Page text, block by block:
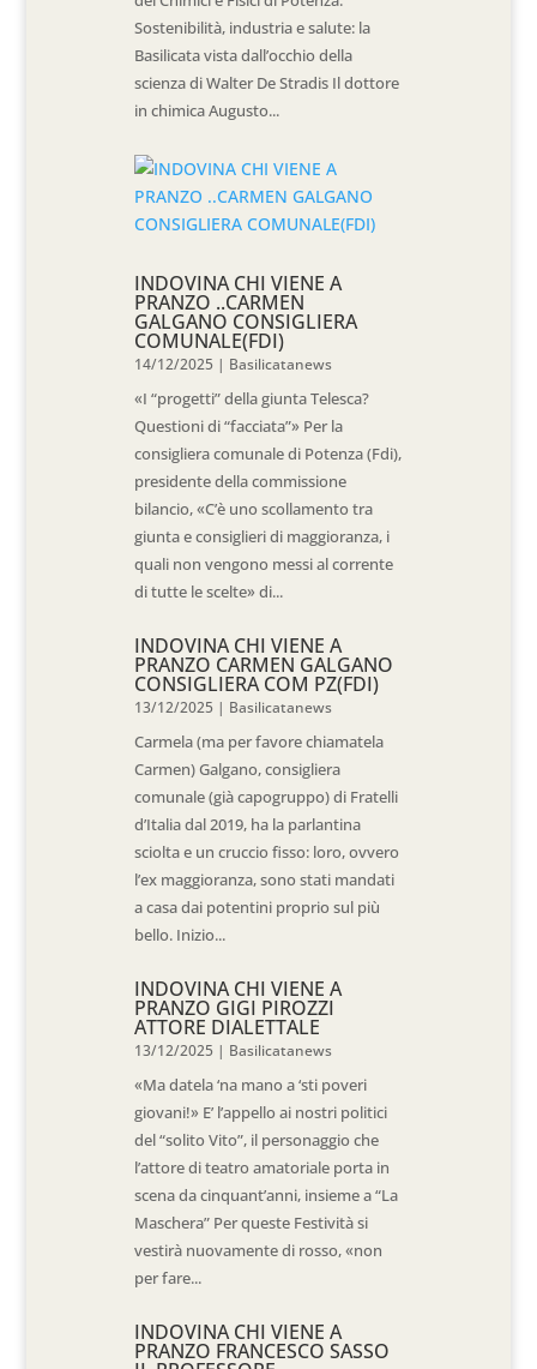
Sostenibilità, industria e salute: la
Basilicata vista dall’occhio della
scienza di Walter De Stradis Il dottore
in chimica Augusto...
INDOVINA CHI VIENE A
PRANZO ..CARMEN
GALGANO CONSIGLIERA
COMUNALE(FDI)
14/12/2025 | Basilicatanews
«I “progetti” della giunta Telesca?
Questioni di “facciata”» Per la
consigliera comunale di Potenza (Fdi),
presidente della commissione
bilancio, «C’è uno scollamento tra
giunta e consiglieri di maggioranza, i
quali non vengono messi al corrente
di tutte le scelte» di...
INDOVINA CHI VIENE A
PRANZO CARMEN GALGANO
CONSIGLIERA COM PZ(FDI)
13/12/2025 | Basilicatanews
Carmela (ma per favore chiamatela
Carmen) Galgano, consigliera
comunale (già capogruppo) di Fratelli
d’Italia dal 2019, ha la parlantina
sciolta e un cruccio fisso: loro, ovvero
l’ex maggioranza, sono stati mandati
a casa dai potentini proprio sul più
bello. Inizio...
INDOVINA CHI VIENE A
PRANZO GIGI PIROZZI
ATTORE DIALETTALE
13/12/2025 | Basilicatanews
«Ma datela ‘na mano a ‘sti poveri
giovani!» E’ l’appello ai nostri politici
del “solito Vito”, il personaggio che
l’attore di teatro amatoriale porta in
scena da cinquant’anni, insieme a “La
Maschera” Per queste Festività si
vestirà nuovamente di rosso, «non
per fare...
INDOVINA CHI VIENE A
PRANZO FRANCESCO SASSO